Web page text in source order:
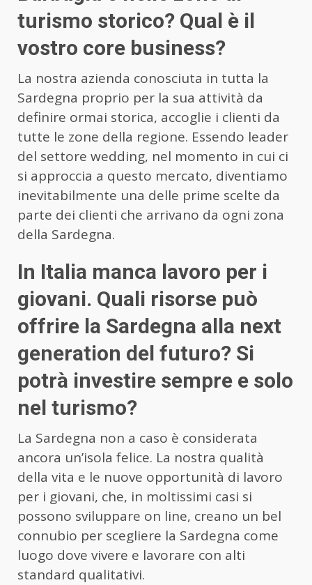
turismo storico? Qual è il
vostro core business?
La nostra azienda conosciuta in tutta la
Sardegna proprio per la sua attività da
definire ormai storica, accoglie i clienti da
tutte le zone della regione. Essendo leader
del settore wedding, nel momento in cui ci
si approccia a questo mercato, diventiamo
inevitabilmente una delle prime scelte da
parte dei clienti che arrivano da ogni zona
della Sardegna.
In Italia manca lavoro per i
giovani. Quali risorse può
offrire la Sardegna alla next
generation del futuro? Si
potrà investire sempre e solo
nel turismo?
La Sardegna non a caso è considerata
ancora un’isola felice. La nostra qualità
della vita e le nuove opportunità di lavoro
per i giovani, che, in moltissimi casi si
possono sviluppare on line, creano un bel
connubio per scegliere la Sardegna come
luogo dove vivere e lavorare con alti
standard qualitativi.